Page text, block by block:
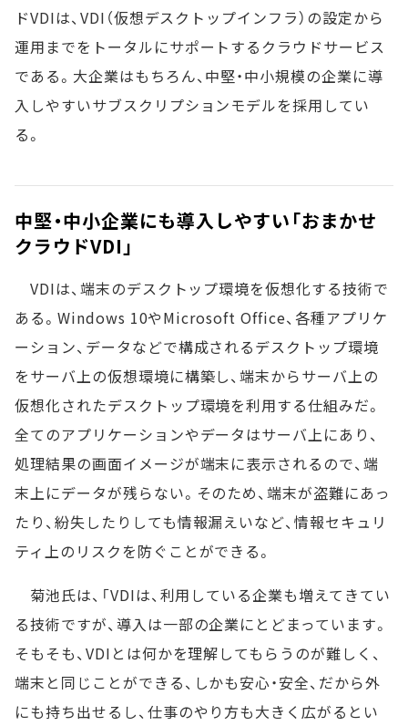
ドVDIは、VDI（仮想デスクトップインフラ）の設定から
運用までをトータルにサポートするクラウドサービス
である。大企業はもちろん、中堅・中小規模の企業に導
入しやすいサブスクリプションモデルを採用してい
る。
中堅・中小企業にも導入しやすい「おまかせ
クラウドVDI」
VDIは、端末のデスクトップ環境を仮想化する技術で
ある。Windows 10やMicrosoft Office、各種アプリケ
ーション、データなどで構成されるデスクトップ環境
をサーバ上の仮想環境に構築し、端末からサーバ上の
仮想化されたデスクトップ環境を利用する仕組みだ。
全てのアプリケーションやデータはサーバ上にあり、
処理結果の画面イメージが端末に表示されるので、端
末上にデータが残らない。そのため、端末が盗難にあっ
たり、紛失したりしても情報漏えいなど、情報セキュリ
ティ上のリスクを防ぐことができる。
菊池氏は、「VDIは、利用している企業も増えてきてい
る技術ですが、導入は一部の企業にとどまっています。
そもそも、VDIとは何かを理解してもらうのが難しく、
端末と同じことができる、しかも安心・安全、だから外
にも持ち出せるし、仕事のやり方も大きく広がるとい